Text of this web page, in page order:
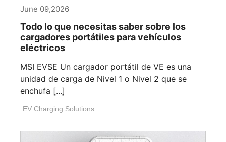
June 09,2026
Todo lo que necesitas saber sobre los
cargadores portátiles para vehículos
eléctricos
MSI EVSE Un cargador portátil de VE es una
unidad de carga de Nivel 1 o Nivel 2 que se
enchufa [...]
EV Charging Solutions